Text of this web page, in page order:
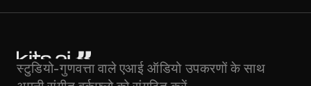
स्टुडियो-गुणवत्ता वाले एआई ऑडियो उपकरणों के साथ